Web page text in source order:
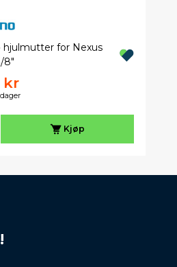
hjulmutter for Nexus
8"
kr
Kjøp